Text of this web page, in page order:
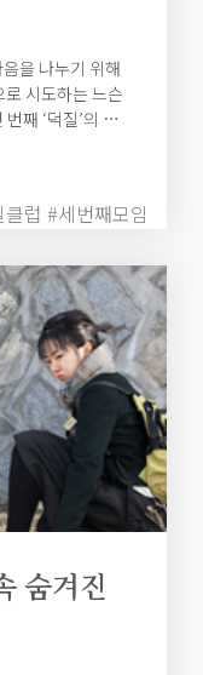
을 나누기 위해
시도하는 느슨
째 ‘덕질’의 대
이곳에 남겨둘게
럽 #세번째모임
숨겨진